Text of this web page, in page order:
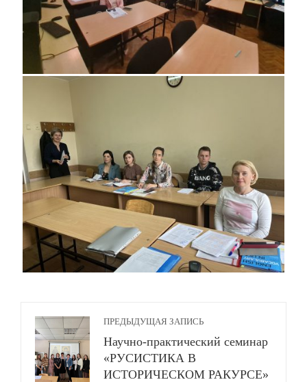
ПРЕДЫДУЩАЯ ЗАПИСЬ
Научно-практический семинар
«РУСИСТИКА В
ИСТОРИЧЕСКОМ РАКУРСЕ»